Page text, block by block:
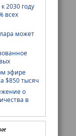
2030 году
всех
может
эфире
$850 тысяч
о
в